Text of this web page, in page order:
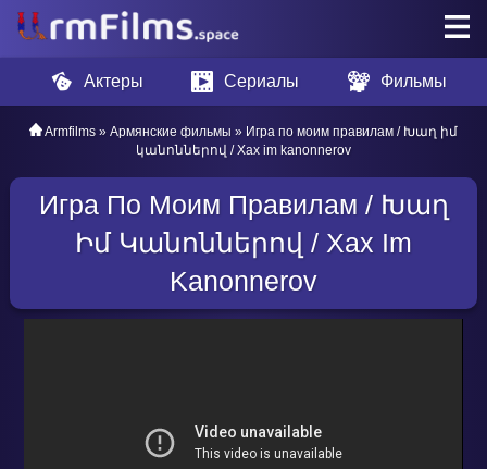
Актеры Сериалы Фильмы
Armfilms » Армянские фильмы » Игра по моим правилам / Խաղ իմ
կանոններով / Xax im kanonnerov
Игра По Моим Правилам / Խաղ
Իմ Կանոններով / Xax Im
Kanonnerov